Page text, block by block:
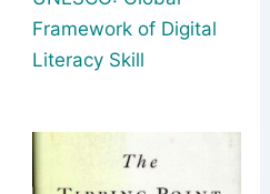
Framework of Digital
Literacy Skill